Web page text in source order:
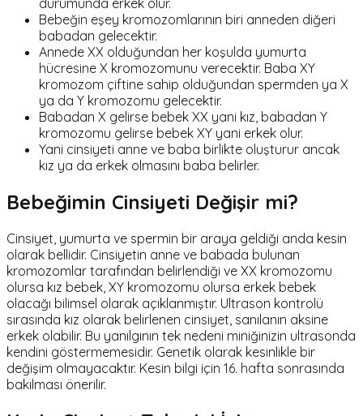
durumunda erkek olur.
Bebeğin eşey kromozomlarının biri anneden diğeri
babadan gelecektir.
Annede XX olduğundan her koşulda yumurta
hücresine X kromozomunu verecektir. Baba XY
kromozom çiftine sahip olduğundan spermden ya X
ya da Y kromozomu gelecektir.
Babadan X gelirse bebek XX yani kız, babadan Y
kromozomu gelirse bebek XY yani erkek olur.
Yani cinsiyeti anne ve baba birlikte oluşturur ancak
kız ya da erkek olmasını baba belirler.
Bebeğimin Cinsiyeti Değişir mi?
Cinsiyet, yumurta ve spermin bir araya geldiği anda kesin
olarak bellidir. Cinsiyetin anne ve babada bulunan
kromozomlar tarafından belirlendiği ve XX kromozomu
olursa kız bebek, XY kromozomu olursa erkek bebek
olacağı bilimsel olarak açıklanmıştır. Ultrason kontrolü
sırasında kız olarak belirlenen cinsiyet, sanılanın aksine
erkek olabilir. Bu yanılgının tek nedeni miniğinizin ultrasonda
kendini göstermemesidir. Genetik olarak kesinlikle bir
değişim olmayacaktır. Kesin bilgi için 16. hafta sonrasında
bakılması önerilir.